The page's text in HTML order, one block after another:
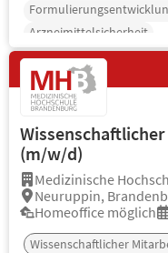
Arzneimittelsicherheit
(m/w/d)
Medizinische
Neuruppin,
Homeoffice möglich
Wissenschaftlicher